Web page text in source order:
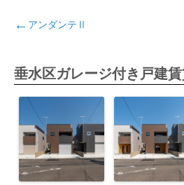
ナ
ゲ
ー
ン
アンダンテⅡ
垂水区ガレージ付き戸建